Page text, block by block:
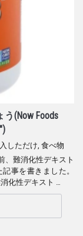
(Now Foods
しただけ 食べ物
、難消化性デキスト
事を書きました。
化性デキスト …